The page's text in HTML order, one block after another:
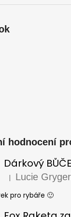
hodnocení
Dárkový
Hodnocení
| Lucie
pro rybáře 🙂